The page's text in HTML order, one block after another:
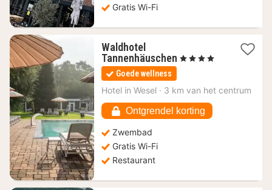
Gratis Wi-Fi
Waldhotel
Tannenhäuschen 1
125,79
€
, 4 Sterren
Goede wellness
Hotel in Wesel · 3 km van het centrum
Ontgrendel korting
Zwembad
Gratis Wi-Fi
Restaurant